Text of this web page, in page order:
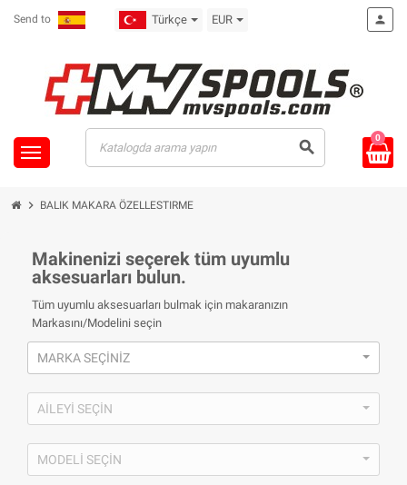
Send to Türkçe EUR
search
person
0
chevron_right BALIK MAKARA ÖZELLESTIRME
Makinenizi seçerek tüm uyumlu
aksesuarları bulun.
Tüm uyumlu aksesuarları bulmak için makaranızın
Markasını/Modelini seçin
MARKA SEÇINIZ
AILEYI SEÇIN
MODELI SEÇIN